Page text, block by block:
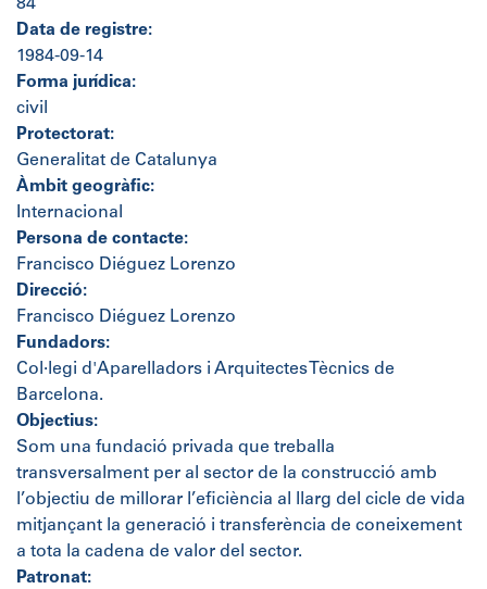
84
Data de registre:
1984-09-14
Forma jurídica:
civil
Protectorat:
Generalitat de Catalunya
Àmbit geogràfic:
Internacional
Persona de contacte:
Francisco Diéguez Lorenzo
Direcció:
Francisco Diéguez Lorenzo
Fundadors:
Col·legi d'Aparelladors i Arquitectes Tècnics de
Barcelona.
Objectius:
Som una fundació privada que treballa
transversalment per al sector de la construcció amb
l’objectiu de millorar l’eficiència al llarg del cicle de vida
mitjançant la generació i transferència de coneixement
a tota la cadena de valor del sector.
Patronat: